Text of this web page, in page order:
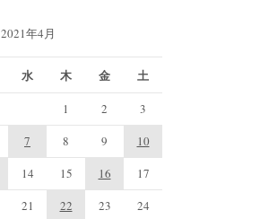
2021年4月
水 木 金 土
1 2
3
7 8 9
10
14 15 16
17
21 22 23
24